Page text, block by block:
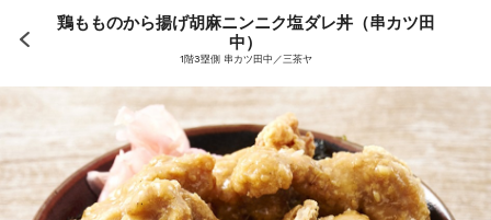
鶏もものから揚げ胡麻ニンニク塩ダレ丼（串カツ田
中）
1階3塁側 串カツ田中／三茶ヤ